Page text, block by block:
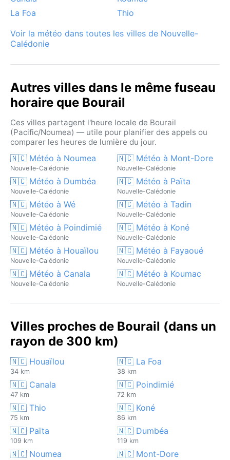
vallée de la Néra. Bref, Bourail offre un visage
verdoyant et rugueux sous un ciel de mousson, idéal
pour qui aime la nature intense.
La Foa
Thio
Voir la météo dans toutes les villes de Nouvelle-
Calédonie
Autres villes dans le même fuseau
horaire que Bourail
Ces villes partagent l'heure locale de Bourail
(Pacific/Noumea) — utile pour planifier des appels ou
comparer les heures de lumière du jour.
🇳🇨 Météo à Noumea
Nouvelle-Calédonie
🇳🇨 Météo à Mont-Dore
Nouvelle-Calédonie
🇳🇨 Météo à Dumbéa
Nouvelle-Calédonie
🇳🇨 Météo à Païta
Nouvelle-Calédonie
🇳🇨 Météo à Wé
Nouvelle-Calédonie
🇳🇨 Météo à Tadin
Nouvelle-Calédonie
🇳🇨 Météo à Poindimié
Nouvelle-Calédonie
🇳🇨 Météo à Koné
Nouvelle-Calédonie
🇳🇨 Météo à Houaïlou
Nouvelle-Calédonie
🇳🇨 Météo à Fayaoué
Nouvelle-Calédonie
🇳🇨 Météo à Canala
Nouvelle-Calédonie
🇳🇨 Météo à Koumac
Nouvelle-Calédonie
Villes proches de Bourail (dans un
rayon de 300 km)
🇳🇨 Houaïlou
34 km
🇳🇨 La Foa
38 km
🇳🇨 Canala
47 km
🇳🇨 Poindimié
72 km
🇳🇨 Thio
75 km
🇳🇨 Koné
86 km
🇳🇨 Païta
109 km
🇳🇨 Dumbéa
119 km
🇳🇨 Noumea 🇳🇨 Mont-Dore